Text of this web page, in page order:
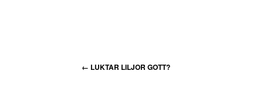
← LUKTAR LILJOR GOTT?